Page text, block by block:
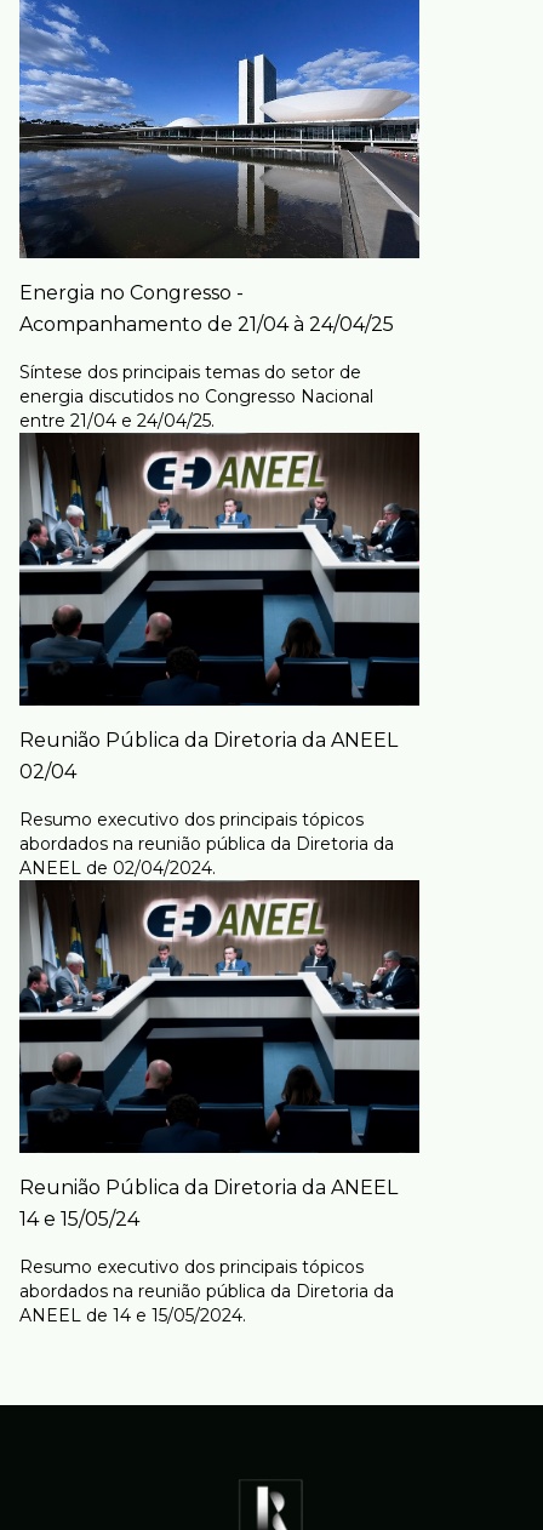
Energia no Congresso -
Acompanhamento de 21/04 à 24/04/25
Síntese dos principais temas do setor de
energia discutidos no Congresso Nacional
entre 21/04 e 24/04/25.
Reunião Pública da Diretoria da ANEEL
02/04
Resumo executivo dos principais tópicos
abordados na reunião pública da Diretoria da
ANEEL de 02/04/2024.
Reunião Pública da Diretoria da ANEEL
14 e 15/05/24
Resumo executivo dos principais tópicos
abordados na reunião pública da Diretoria da
ANEEL de 14 e 15/05/2024.